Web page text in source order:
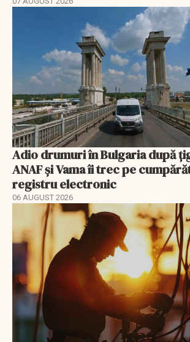
Adio drumuri în Bulgaria după
ANAF și Vama îi trec pe
registru electronic
06 AUGUST 2026